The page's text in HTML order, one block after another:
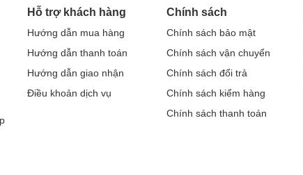
Hỗ trợ khách hàng
Hướng dẫn mua hàng
Hướng dẫn thanh toán
Hướng dẫn giao nhận
Điều khoản dịch vụ
Chính sách
Chính sách bảo mật
Chính sách vận chuyển
Chính sách đổi trả
Chính sách kiểm hàng
Chính sách thanh toán